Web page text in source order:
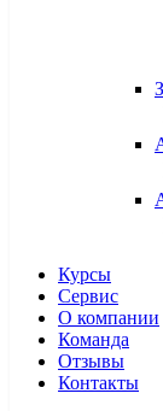
Курсы
Сервис
О компании
Команда
Отзывы
Контакты